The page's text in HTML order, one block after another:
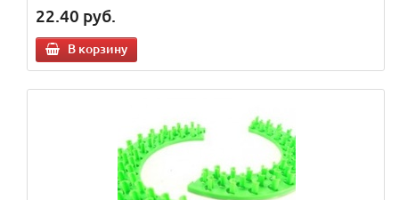
22.40 руб.
В корзину